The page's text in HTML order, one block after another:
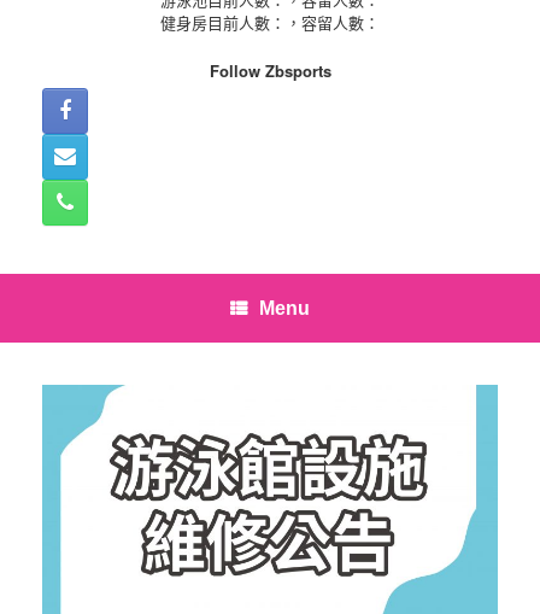
健身房目前人數：
，容留人數：
Follow Zbsports
Menu